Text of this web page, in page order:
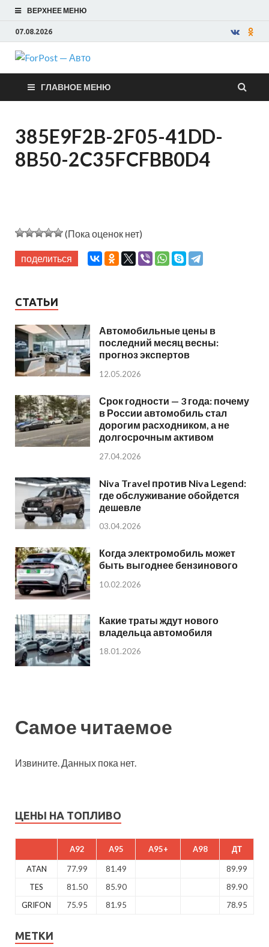
ВЕРХНЕЕ МЕНЮ
07.08.2026
ForPost —
Авто
ГЛАВНОЕ МЕНЮ
385E9F2B-2F05-41DD-
8B50-2C35FCFBB0D4
(Пока оценок нет)
поделиться
СТАТЬИ
Автомобильные цены в
последний месяц весны:
прогноз экспертов
12.05.2026
Срок годности — 3 года: почему
в России автомобиль стал
дорогим расходником, а не
долгосрочным активом
27.04.2026
Niva Travel против Niva Legend:
где обслуживание обойдется
дешевле
03.04.2026
Когда электромобиль может
быть выгоднее бензинового
10.02.2026
Какие траты ждут нового
владельца автомобиля
18.01.2026
Самое читаемое
Извините. Данных пока нет.
ЦЕНЫ НА ТОПЛИВО
A92 A95 A95+ A98 ДТ
ATAN 77.99 81.49
89.99
TES
81.50 85.90
89.90
GRIFON
75.95 81.95 78.95
МЕТКИ